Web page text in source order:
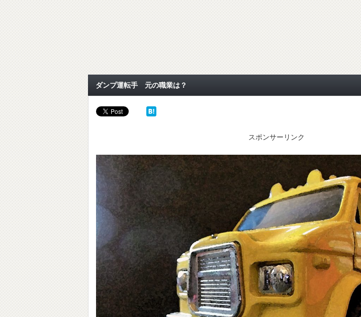
ダンプ運転手 元の職業は？
スポンサーリンク